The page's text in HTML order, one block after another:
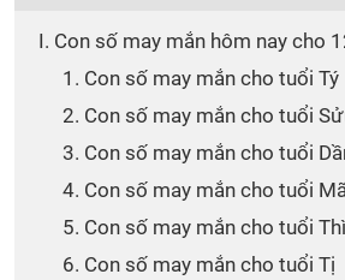
I. Con số may mắn hôm nay cho
1. Con số may mắn cho tuổi Tý
2. Con số may mắn cho tuổi
3. Con số may mắn cho tuổi
4. Con số may mắn cho tuổi
5. Con số may mắn cho tuổi
6. Con số may mắn cho tuổi Tị